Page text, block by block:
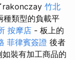
rakonczay 竹北
類型的負載平
按摩店 - 板上的
菲律賓簽證 後者
裝有加工商品的